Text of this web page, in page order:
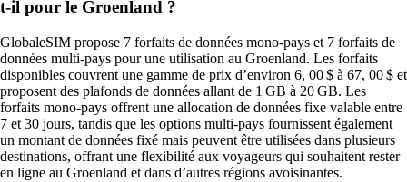
t-il pour le Groenland ?
GlobaleSIM propose 7 forfaits de données mono‑pays et 7 forfaits de
données multi‑pays pour une utilisation au Groenland. Les forfaits
disponibles couvrent une gamme de prix d’environ 6, 00 $ à 67, 00 $ et
proposent des plafonds de données allant de 1 GB à 20 GB. Les
forfaits mono‑pays offrent une allocation de données fixe valable entre
7 et 30 jours, tandis que les options multi‑pays fournissent également
un montant de données fixé mais peuvent être utilisées dans plusieurs
destinations, offrant une flexibilité aux voyageurs qui souhaitent rester
en ligne au Groenland et dans d’autres régions avoisinantes.